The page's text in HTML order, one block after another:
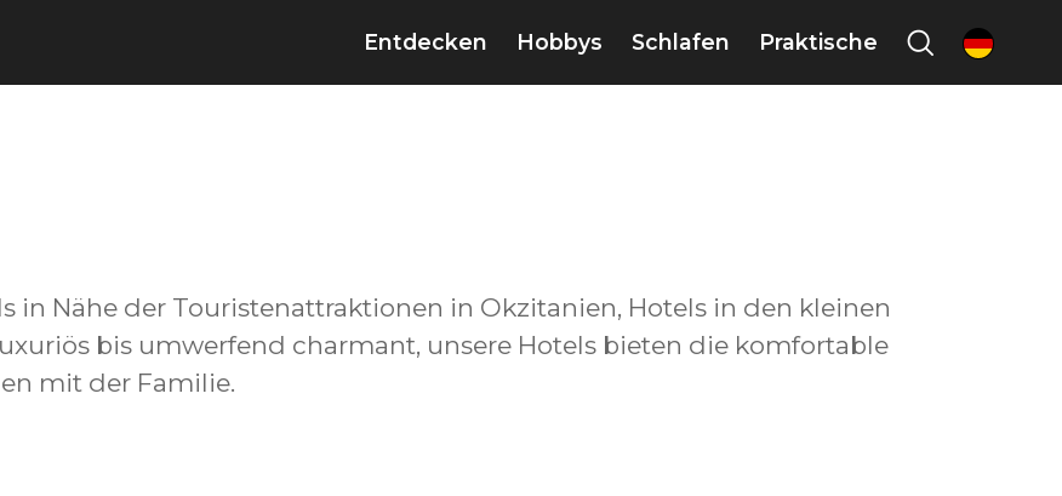
Entdecken Hobbys Schlafen Praktische de
in Nähe der Touristenattraktionen in Okzitanien, Hotels in den kleinen
bis umwerfend charmant, unsere Hotels bieten die komfortable
mit der Familie.